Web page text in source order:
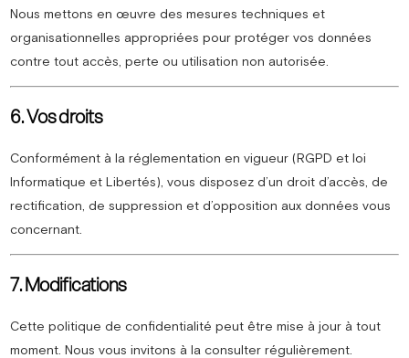
Nous mettons en œuvre des mesures techniques et
organisationnelles appropriées pour protéger vos données
contre tout accès, perte ou utilisation non autorisée.
6. Vos droits
Conformément à la réglementation en vigueur (RGPD et loi
Informatique et Libertés), vous disposez d’un droit d’accès, de
rectification, de suppression et d’opposition aux données vous
concernant.
7. Modifications
Cette politique de confidentialité peut être mise à jour à tout
moment. Nous vous invitons à la consulter régulièrement.